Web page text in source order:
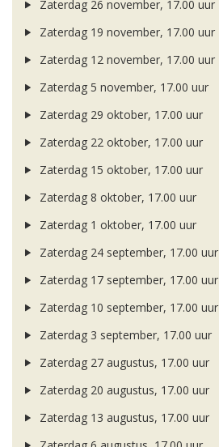
Zaterdag 26 november, 17.00 uur
Zaterdag 19 november, 17.00 uur
Zaterdag 12 november, 17.00 uur
Zaterdag 5 november, 17.00 uur
Zaterdag 29 oktober, 17.00 uur
Zaterdag 22 oktober, 17.00 uur
Zaterdag 15 oktober, 17.00 uur
Zaterdag 8 oktober, 17.00 uur
Zaterdag 1 oktober, 17.00 uur
Zaterdag 24 september, 17.00 uur
Zaterdag 17 september, 17.00 uur
Zaterdag 10 september, 17.00 uur
Zaterdag 3 september, 17.00 uur
Zaterdag 27 augustus, 17.00 uur
Zaterdag 20 augustus, 17.00 uur
Zaterdag 13 augustus, 17.00 uur